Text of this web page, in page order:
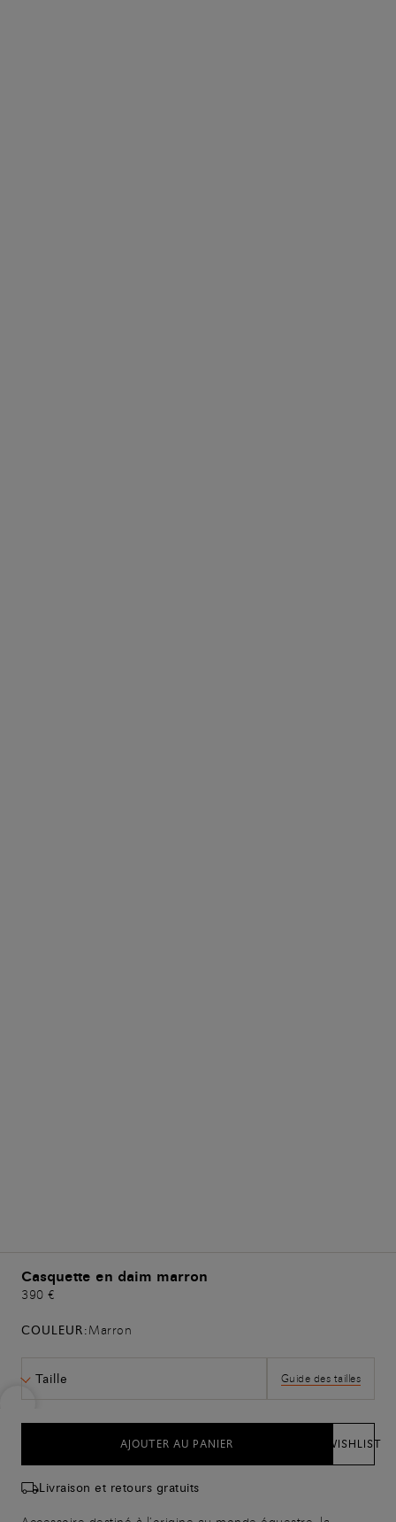
Casquette en daim marron
390 €
COULEUR:Marron
Taille Guide des tailles
AJOUTER AU PANIER WISHLIST
Livraison et retours gratuits